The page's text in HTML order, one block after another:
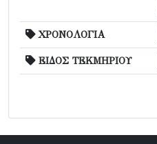
ΧΡΟΝΟΛΟΓΙΑ
ΕΙΔΟΣ ΤΕΚΜΗΡΙΟΥ